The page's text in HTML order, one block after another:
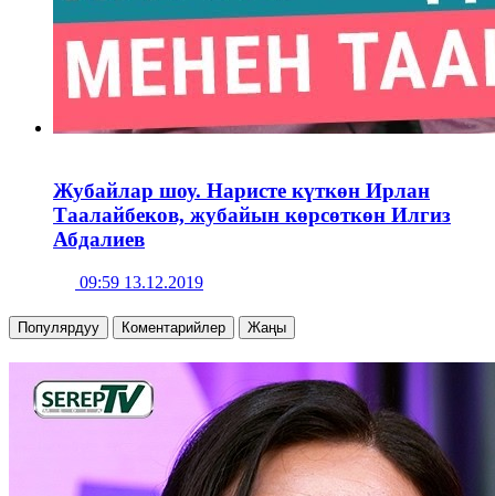
Жубайлар шоу. Наристе күткөн Ирлан
Таалайбеков, жубайын көрсөткөн Илгиз
Абдалиев
09:59 13.12.2019
Популярдуу Коментарийлер Жаңы